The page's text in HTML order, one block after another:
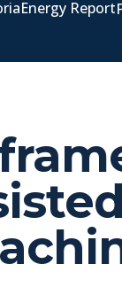
Energy Report